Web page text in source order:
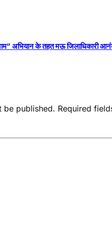
अभियान के तहत मऊ जिलाधिकारी
be published. Required